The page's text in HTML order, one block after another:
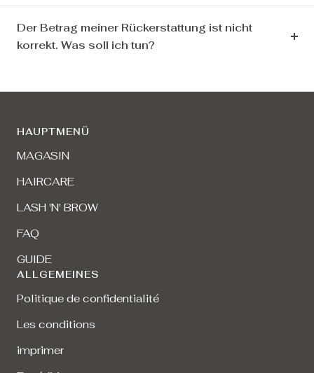
Der Betrag meiner Rückerstattung ist nicht
korrekt. Was soll ich tun?
HAUPTMENÜ
MAGASIN
HAIRCARE
LASH 'N' BROW
FAQ
GUIDE
ALLGEMEINES
Politique de confidentialité
Les conditions
imprimer